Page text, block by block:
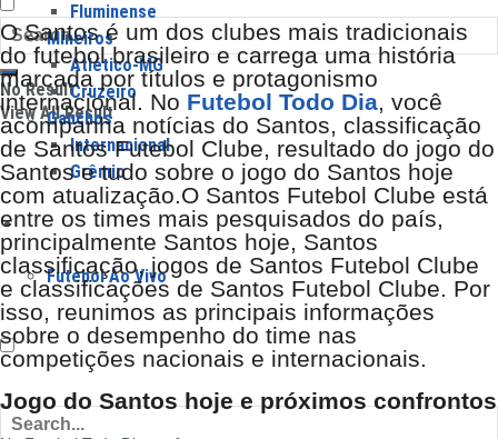
No Result
View All Result
Fluminense
Mineiros
Atlético-MG
Cruzeiro
Gauchos
Internacional
Grêmio
Jogos
Futebol Ao Vivo
O Santos é um dos clubes mais tradicionais
do futebol brasileiro e carrega uma história
marcada por títulos e protagonismo
internacional. No Futebol Todo Dia, você
acompanha notícias do Santos, classificação
de Santos Futebol Clube, resultado do jogo do
Santos e tudo sobre o jogo do Santos hoje
com atualização.O Santos Futebol Clube está
entre os times mais pesquisados do país,
principalmente Santos hoje, Santos
classificação, jogos de Santos Futebol Clube
e classificações de Santos Futebol Clube. Por
isso, reunimos as principais informações
sobre o desempenho do time nas
competições nacionais e internacionais.
Jogo do Santos hoje e próximos confrontos